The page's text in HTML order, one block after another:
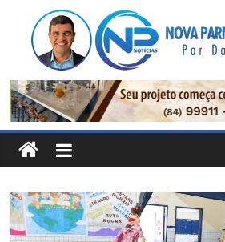
conteúdo
Nova
Parnamirim
Notícias
Por
Daniel